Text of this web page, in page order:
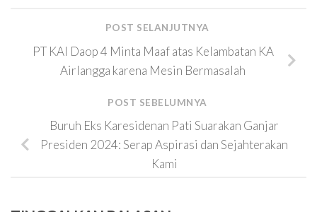
POST SELANJUTNYA
PT KAI Daop 4 Minta Maaf atas Kelambatan KA
Airlangga karena Mesin Bermasalah
POST SEBELUMNYA
Buruh Eks Karesidenan Pati Suarakan Ganjar
Presiden 2024: Serap Aspirasi dan Sejahterakan
Kami